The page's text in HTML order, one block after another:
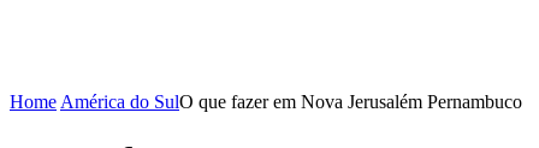
Home América do SulO que fazer em Nova Jerusalém Pernambuco